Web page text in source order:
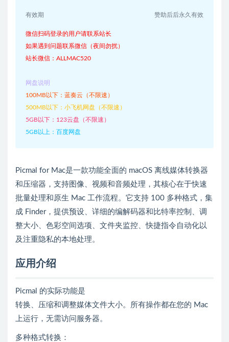
有效期 赞助后后永久有效
微信扫码登录的用户请联系站长
如果遇到问题联系微信（夜间勿扰）
站长微信：ALLMAC520
网盘说明
100MB以下：蓝奏云（不限速）
500MB以下：小飞机网盘（不限速）
5GB以下：123云盘（不限速）
5GB以上：百度网盘
Picmal for Mac是一款功能全面的 macOS 离线媒体转换器
和压缩器，支持图像、视频和音频处理，其核心在于快速
批量处理和原生 Mac 工作流程。它支持 100 多种格式，集
成 Finder，提供预设、详细的编解码器和比特率控制、调
整大小、色彩空间选项、文件夹监控、快捷指令自动化以
及注重隐私的本地处理。
应用介绍
Picmal 的实际功能是
转换、压缩和调整媒体文件大小。所有操作都在您的 Mac
上运行，无需访问服务器。
多种格式转换：